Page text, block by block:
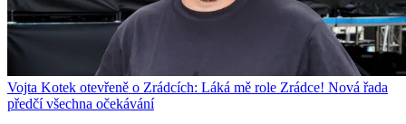
Vojta Kotek otevřeně o Zrádcích: Láká mě role Zrádce! Nová řada
předčí všechna očekávání